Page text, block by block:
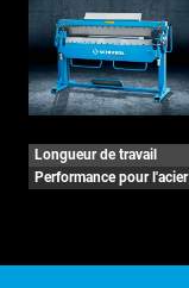
Longueur de travail
Performance pour l'acier